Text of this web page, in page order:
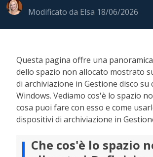
Modificato da Elsa 18/06/2026
Questa pagina offre una
dello spazio non allocato mostrato
di archiviazione in Gestione disco su
Windows. Vediamo cos'è lo spazio
cosa puoi fare con esso e come
dispositivi di archiviazione in
Che cos'è lo spazio